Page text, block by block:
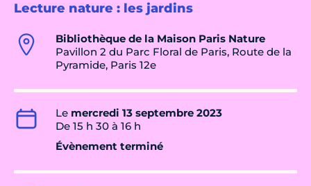
Lecture nature : les jardins
Bibliothèque de la Maison Paris Nature
Pavillon 2 du Parc Floral de Paris, Route de la
Pyramide, Paris 12e
Le mercredi 13 septembre 2023
De 15 h 30 à 16 h
Évènement terminé